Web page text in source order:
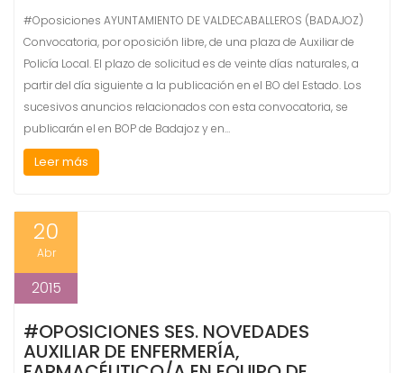
#Oposiciones AYUNTAMIENTO DE VALDECABALLEROS (BADAJOZ)
Convocatoria, por oposición libre, de una plaza de Auxiliar de
Policía Local. El plazo de solicitud es de veinte días naturales, a
partir del día siguiente a la publicación en el BO del Estado. Los
sucesivos anuncios relacionados con esta convocatoria, se
publicarán el en BOP de Badajoz y en…
Leer más
20
Abr
2015
#OPOSICIONES SES. NOVEDADES
AUXILIAR DE ENFERMERÍA,